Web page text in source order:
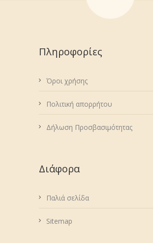
Πληροφορίες
Όροι χρήσης
Πολιτική απορρήτου
Δήλωση Προσβασιμότητας
Διάφορα
Παλιά σελίδα
Sitemap